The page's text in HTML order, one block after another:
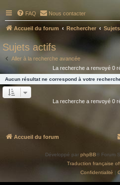
FAQ Nous contacter
Accueil du forum Rechercher
Sujets actifs
Aller à la recherche avancée
La recherche a renvoyé 0
Aucun résultat ne correspond à votre
La recherche a renvoyé 0
Accueil du forum
Développé par phpBB® Forum
Traduction française
Confidentialité |